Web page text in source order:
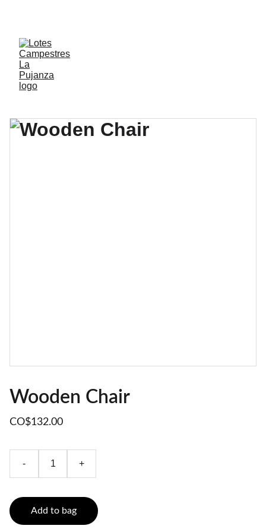
Wooden Chair
CO$132.00
- +
Add to bag